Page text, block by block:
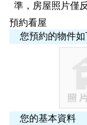
準，房屋照片僅